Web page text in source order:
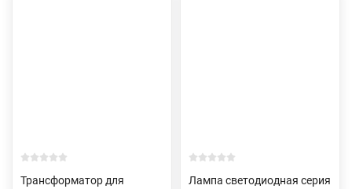
Трансформатор для
Лампа светодиодная серия